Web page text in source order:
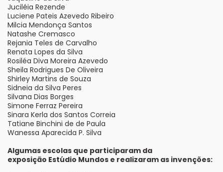
Juciléia Rezende
Luciene Pateis Azevedo Ribeiro
Milcia Mendonça Santos
Natashe Cremasco
Rejania Teles de Carvalho
Renata Lopes da Silva
Rosiléa Diva Moreira Azevedo
Sheila Rodrigues De Oliveira
Shirley Martins de Souza
Sidneia da Silva Peres
Silvana Dias Borges
Simone Ferraz Pereira
Sinara Kerla dos Santos Correia
Tatiane Binchini de de Paula
Wanessa Aparecida P. Silva
Algumas escolas que participaram da
exposição Estúdio Mundos e realizaram as invenções: